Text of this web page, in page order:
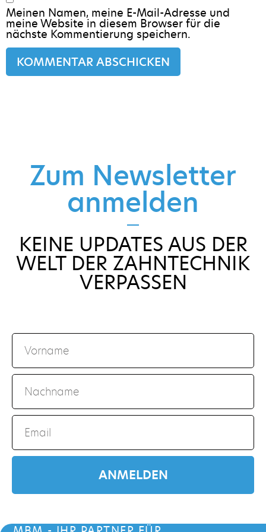
Meinen Namen, meine E-Mail-Adresse und
meine Website in diesem Browser für die
nächste Kommentierung speichern.
Zum Newsletter
anmelden
KEINE UPDATES AUS DER
WELT DER ZAHNTECHNIK
VERPASSEN
ANMELDEN